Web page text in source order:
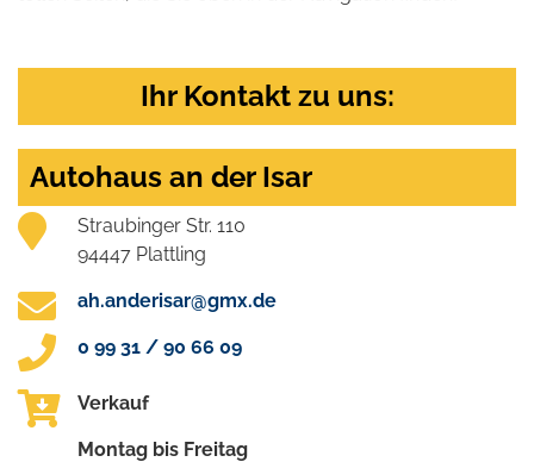
Ihr Kontakt zu uns:
Autohaus an der Isar
Straubinger Str. 110
94447 Plattling
ah.anderisar@gmx.de
0 99 31 / 90 66 09
Verkauf
Montag bis Freitag